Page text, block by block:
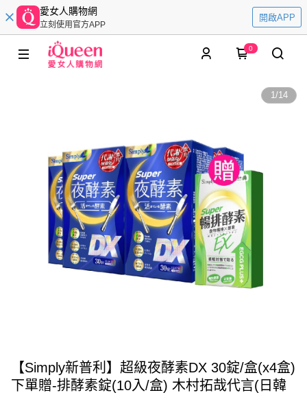
愛女人購物網
立刻使用官方APP
開啟APP
0
1/14
【Simply新普利】超級夜酵素DX 30錠/盒(x4盒)
下單贈-排酵素錠(10入/盒) 木村拓哉代言(日韓